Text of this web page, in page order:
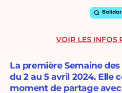
La première Semaine
du 2 au 5 avril 2024. Elle
moment de partage
VOIR LES INFOS